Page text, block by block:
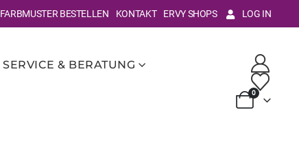
FARBMUSTER BESTELLEN KONTAKT ERVY SHOPS LOG IN
SERVICE & BERATUNG
0